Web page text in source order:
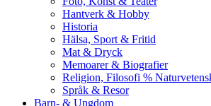
Hantverk & Hobby
Historia
Hälsa, Sport & Fritid
Mat & Dryck
Memoarer & Biografier
Religion, Filosofi %
Språk & Resor
Barn- & Ungdom